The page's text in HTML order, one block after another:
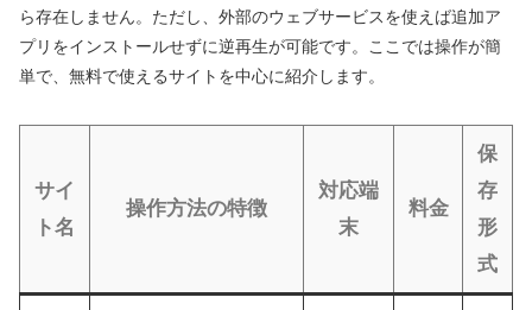
ら存在しません。ただし、外部のウェブサービスを使えば追加ア
プリをインストールせずに逆再生が可能です。ここでは操作が簡
単で、無料で使えるサイトを中心に紹介します。
サイ
ト名
操作方法の特徴
対応端
末
料金
保
存
形
式